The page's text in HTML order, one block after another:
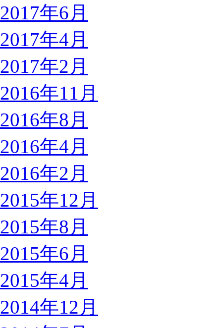
2017年6月
2017年4月
2017年2月
2016年11月
2016年8月
2016年4月
2016年2月
2015年12月
2015年8月
2015年6月
2015年4月
2014年12月